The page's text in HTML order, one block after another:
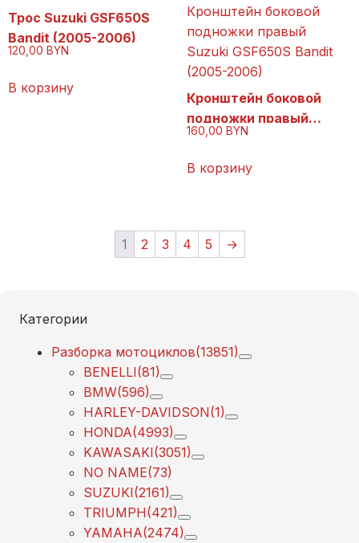
Трос Suzuki GSF650S
Bandit (2005-2006)
120,00 BYN
В корзину
Кронштейн боковой
подножки правый
Suzuki GSF650S Bandit
(2005-2006)
Кронштейн боковой
подножки правый
Suzuki GSF650S Bandit
160,00 BYN
В корзину
1 2 3 4 5 →
Категории
Разборка мотоциклов(13851)
BENELLI(81)
BMW(596)
HARLEY-DAVIDSON(1)
HONDA(4993)
KAWASAKI(3051)
NO NAME(73)
SUZUKI(2161)
TRIUMPH(421)
YAMAHA(2474)